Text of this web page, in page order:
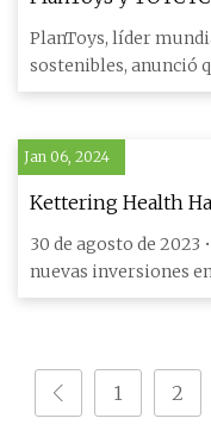
impacto ambiental
PlanToys, líder
sostenibles, anunció
segunda mano,
Jan 06, 2024
Kettering Health
nivel de atención
30 de agosto de
nuevas inversiones
Hamilton co
1 2